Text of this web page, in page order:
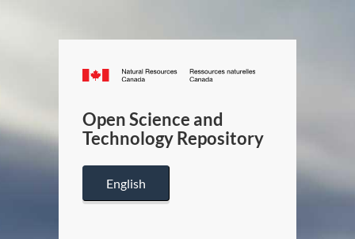
Canada.ca
/
Canada
Open Science and
Technology Repository
English